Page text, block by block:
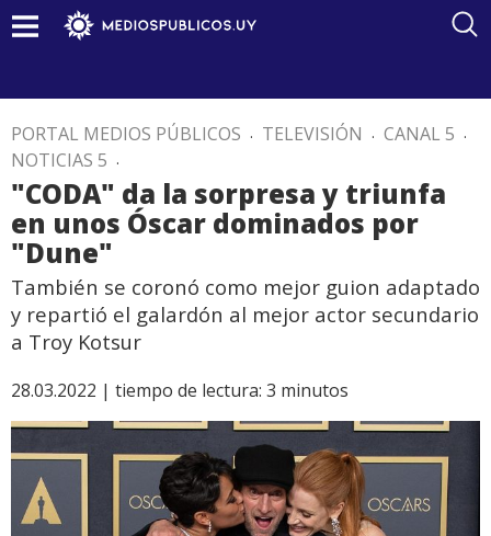
PORTAL MEDIOS PÚBLICOS . TELEVISIÓN . CANAL 5 .
NOTICIAS 5 .
"CODA" da la sorpresa y triunfa
en unos Óscar dominados por
"Dune"
También se coronó como mejor guion adaptado
y repartió el galardón al mejor actor secundario
a Troy Kotsur
28.03.2022 | tiempo de lectura: 3 minutos